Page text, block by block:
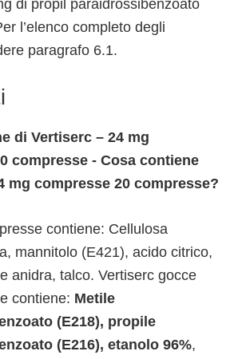
di propil paraidrossibenzoato
l’elenco completo degli
paragrafo 6.1.
di Vertiserc – 24 mg
compresse - Cosa contiene
mg compresse 20 compresse?
contiene: Cellulosa
mannitolo (E421), acido citrico,
anidra, talco. Vertiserc gocce
contiene: Metile
(E218), propile
(E216), etanolo 96%,